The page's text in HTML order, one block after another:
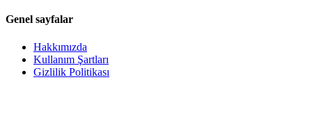
Genel sayfalar
Hakkımızda
Kullanım Şartları
Gizlilik Politikası